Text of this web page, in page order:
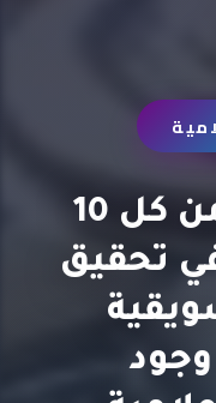
هل تعلم أن 9 من كل 10
تحقيق